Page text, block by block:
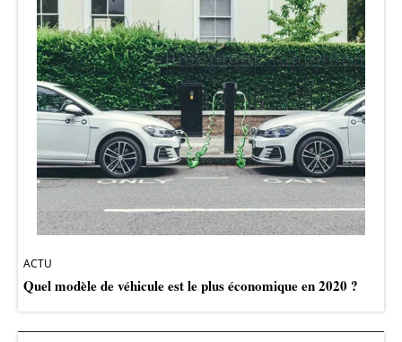
ACTU
Quel modèle de véhicule est le plus économique en 2020 ?